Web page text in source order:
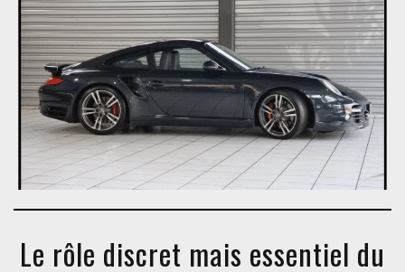
Le rôle discret mais essentiel du